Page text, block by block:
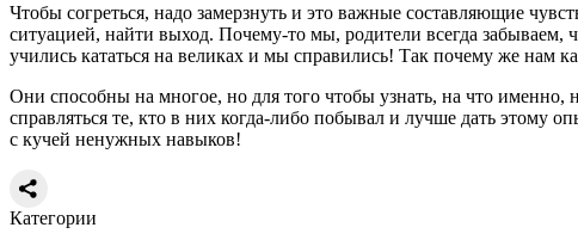
Чтобы согреться, надо замерзнуть и это важные составляющие
ситуацией, найти выход. Почему-то мы, родители всегда забываем,
учились кататься на великах и мы справились! Так почему же нам
Они способны на многое, но для того чтобы узнать, на что
справляться те, кто в них когда-либо побывал и лучше дать этому
с кучей ненужных навыков!
Категории